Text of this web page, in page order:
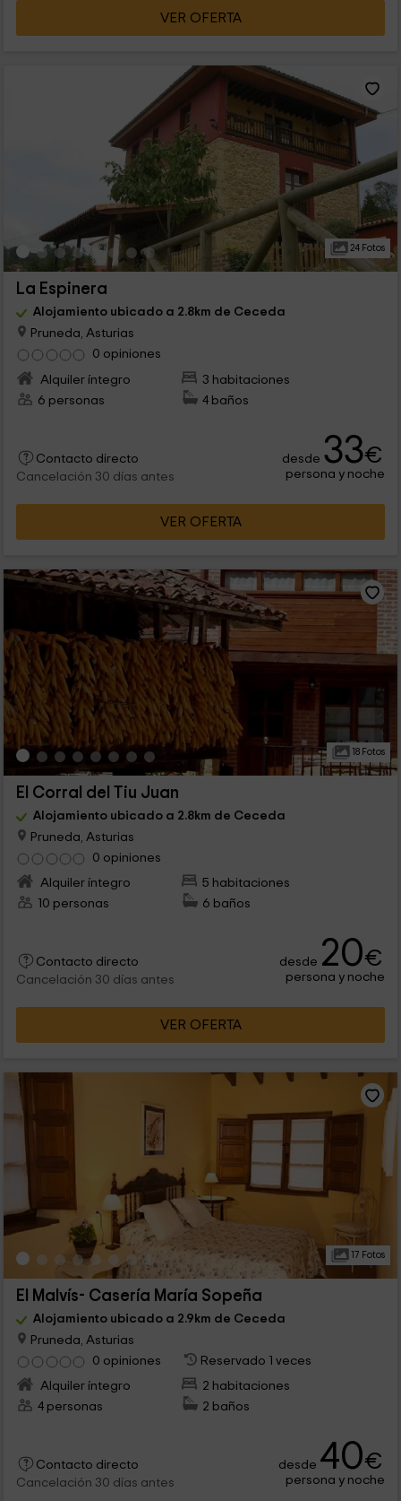
VER OFERTA
24 Fotos
La Espinera
Alojamiento ubicado a 2.8km de Ceceda
Pruneda, Asturias
0 opiniones
Alquiler íntegro
3 habitaciones
6 personas
4 baños
Contacto directo
Cancelación 30 días antes
desde 33€
persona y noche
VER OFERTA
18 Fotos
El Corral del Tiu Juan
Alojamiento ubicado a 2.8km de Ceceda
Pruneda, Asturias
0 opiniones
Alquiler íntegro
5 habitaciones
10 personas
6 baños
Contacto directo
Cancelación 30 días antes
desde 20€
persona y noche
VER OFERTA
17 Fotos
El Malvís- Casería María Sopeña
Alojamiento ubicado a 2.9km de Ceceda
Pruneda, Asturias
0 opiniones
Reservado 1 veces
Alquiler íntegro
2 habitaciones
4 personas
2 baños
Contacto directo
Cancelación 30 días antes
desde 40€
persona y noche